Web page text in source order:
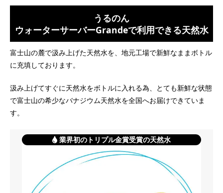
うるのん
ウォーターサーバーGrandeで利用できる天然水
富士山の麓で汲み上げた天然水を、地元工場で新鮮なままボトル
に充填しております。
汲み上げてすぐに天然水をボトルに入れる為、とても新鮮な状態
で富士山の希少なバナジウム天然水を全国へお届けできていま
す。
業界初のトリプル金賞受賞の天然水